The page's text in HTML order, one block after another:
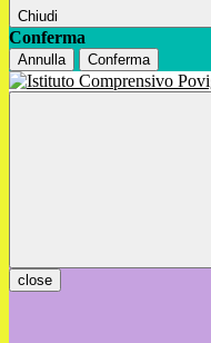
Chiudi
Conferma
Annulla Conferma
close